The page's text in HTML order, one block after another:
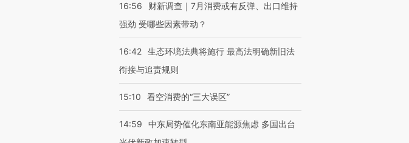
16:56
财新调查｜7月消费或有反弹、出口维持
强劲 受哪些因素带动？
16:42 生态环境法典将施行 最高法明确新旧法
衔接与追责规则
15:10 看空消费的“三大误区”
14:59
中东局势催化东南亚能源焦虑 多国出台